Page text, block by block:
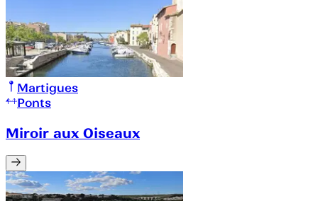
Martigues
Ponts
Miroir aux Oiseaux